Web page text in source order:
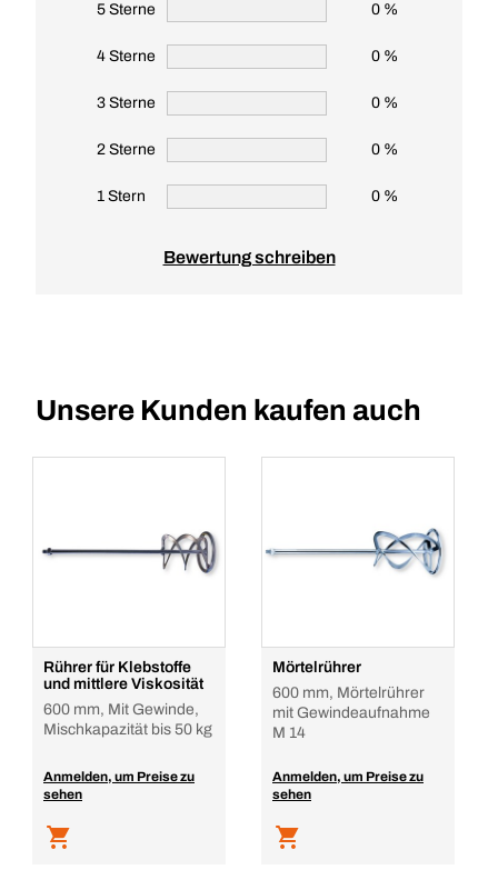
5 Sterne 0 %
4 Sterne 0 %
3 Sterne 0 %
2 Sterne 0 %
1 Stern 0 %
Bewertung schreiben
Unsere Kunden kaufen auch
Rührer für Klebstoffe
und mittlere Viskosität
600 mm, Mit Gewinde,
Mischkapazität bis 50 kg
Anmelden, um Preise zu
sehen
Mörtelrührer
600 mm, Mörtelrührer
mit Gewindeaufnahme
M 14
Anmelden, um Preise zu
sehen